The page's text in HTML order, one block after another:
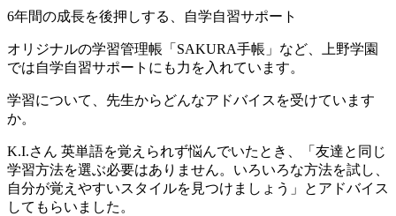
6年間の成長を後押しする、自学自習サポート
オリジナルの学習管理帳「SAKURA手帳」など、上野学園
では自学自習サポートにも力を入れています。
学習について、先生からどんなアドバイスを受けています
か。
K.I.さん 英単語を覚えられず悩んでいたとき、「友達と同じ
学習方法を選ぶ必要はありません。いろいろな方法を試し、
自分が覚えやすいスタイルを見つけましょう」とアドバイス
してもらいました。